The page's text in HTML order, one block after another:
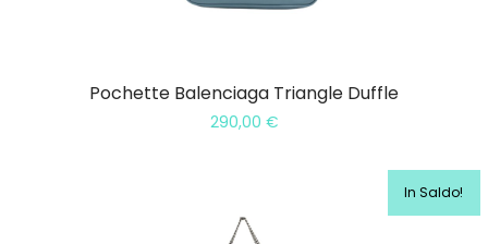
Pochette Balenciaga Triangle Duffle
290,00 €
In Saldo!